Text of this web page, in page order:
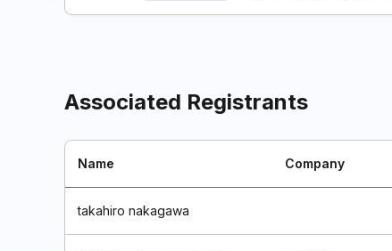
Associated Registrants
Name Company
takahiro nakagawa